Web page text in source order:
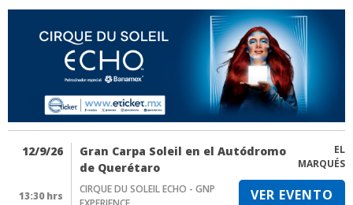
12/9/26
Gran Carpa Soleil en el Autódromo
de Querétaro
EL
MARQUÉS
13:30 hrs
CIRQUE DU SOLEIL ECHO - GNP
VER EVENTO